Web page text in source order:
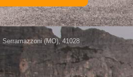
(MO), 41028